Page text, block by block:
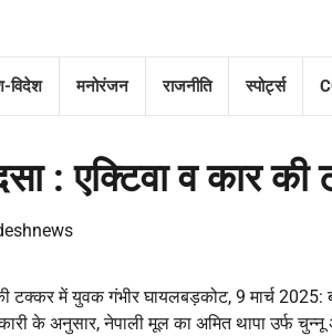
विदेश मनोरंजन राजनीति स्पोर्ट्स
: एक्टिवा व कार
में युवक गंभीर घायलबड़कोट, 9 मार्च 2025:
के अनुसार, नेपाली मूल का अमित थापा उर्फ